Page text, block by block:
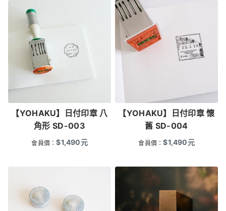
【YOHAKU】日付印章 八
角形 SD-003
會員價：$1,490元
【YOHAKU】日付印章 懷
舊 SD-004
會員價：$1,490元